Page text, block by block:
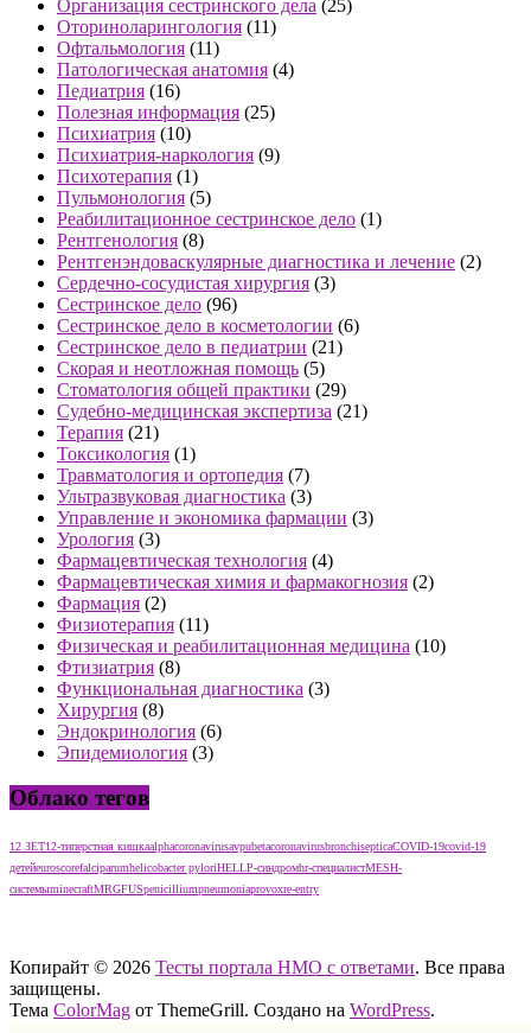
Организация сестринского дела (25)
Оториноларингология (11)
Офтальмология (11)
Патологическая анатомия (4)
Педиатрия (16)
Полезная информация (25)
Психиатрия (10)
Психиатрия-наркология (9)
Психотерапия (1)
Пульмонология (5)
Реабилитационное сестринское дело (1)
Рентгенология (8)
Рентгенэндоваскулярные диагностика и лечение (2)
Сердечно-сосудистая хирургия (3)
Сестринское дело (96)
Сестринское дело в косметологии (6)
Сестринское дело в педиатрии (21)
Скорая и неотложная помощь (5)
Стоматология общей практики (29)
Судебно-медицинская экспертиза (21)
Терапия (21)
Токсикология (1)
Травматология и ортопедия (7)
Ультразвуковая диагностика (3)
Управление и экономика фармации (3)
Урология (3)
Фармацевтическая технология (4)
Фармацевтическая химия и фармакогнозия (2)
Фармация (2)
Физиотерапия (11)
Физическая и реабилитационная медицина (10)
Фтизиатрия (8)
Функциональная диагностика (3)
Хирургия (8)
Эндокринология (6)
Эпидемиология (3)
Облако тегов
12 ЗЕТ12-типерстная кишкаalphacoronavirusavpubetacoronavirusbronchisepticaCOVID-19covid-19
детейeuroscorefalciparumhelicobacter pyloriHELLP-синдромhr-специалистMESH-
системыminecraftMRGFUSpenicilliumpneumoniaprovoxre-entry
Копирайт © 2026 Тесты портала НМО с ответами. Все права
защищены.
Тема ColorMag от ThemeGrill. Создано на WordPress.